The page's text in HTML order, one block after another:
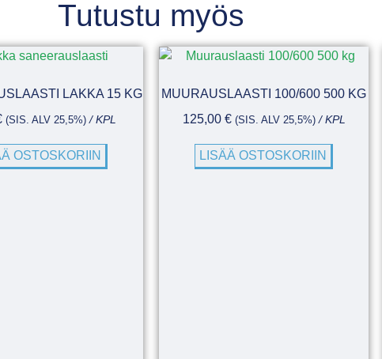
Tutustu myös
LAKKA 15 KG
(SIS. ALV 25,5%) / KPL
OSTOSKORIIN
MUURAUSLAASTI 100/600 500 KG
125,00 € (SIS. ALV 25,5%)/ KPL
LISÄÄ OSTOSKORIIN